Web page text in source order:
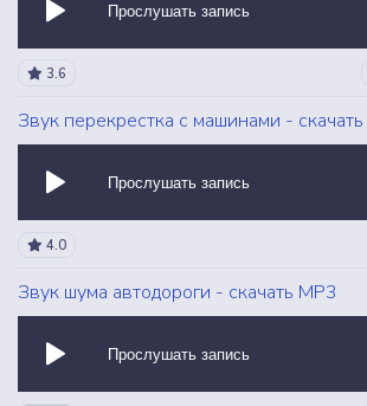
Прослушать запись
3.6
Звук перекрестка с машинами -
Прослушать запись
4.0
Звук шума автодороги - скачать MP3
Прослушать запись